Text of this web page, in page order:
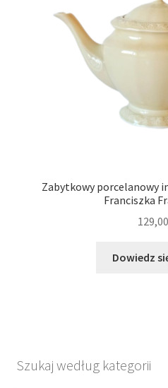
Zabytkowy porcelanowy
Franciszka
129,00
Dowiedz
Szukaj według kategorii